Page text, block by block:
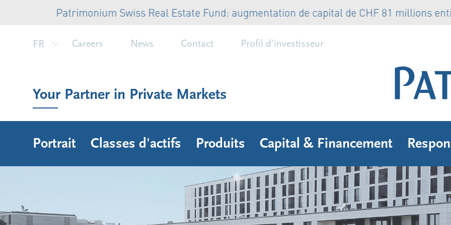
Patrimonium Swiss Real Estate Fund: augmentation de capital de CHF 81 millions
FR Careers News Contact Profil d’investisseur
Your Partner in Private Markets
Portrait Classes d'actifs Produits Capital & Financement